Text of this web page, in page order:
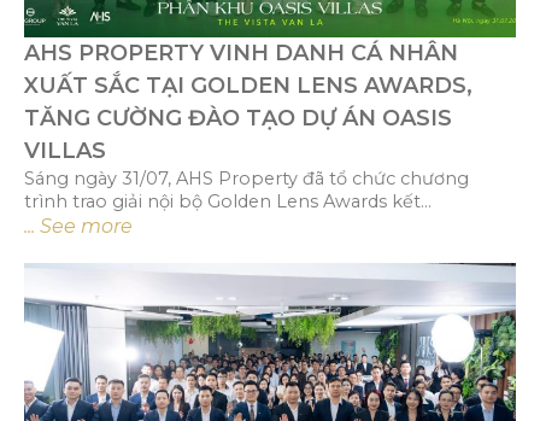
AHS PROPERTY VINH DANH CÁ NHÂN
XUẤT SẮC TẠI GOLDEN LENS AWARDS,
TĂNG CƯỜNG ĐÀO TẠO DỰ ÁN OASIS
VILLAS
Sáng ngày 31/07, AHS Property đã tổ chức chương
trình trao giải nội bộ Golden Lens Awards kết...
... See more